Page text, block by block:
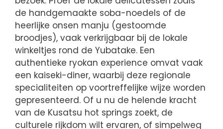
de handgemaakte soba-noedels of de
heerlijke onsen manju (gestoomde
broodjes), vaak verkrijgbaar bij de lokale
winkeltjes rond de Yubatake. Een
authentieke ryokan experience omvat vaak
een kaiseki-diner, waarbij deze regionale
specialiteiten op voortreffelijke wijze worden
gepresenteerd. Of u nu de helende kracht
van de Kusatsu hot springs zoekt, de
culturele rijkdom wilt ervaren, of simpelweg